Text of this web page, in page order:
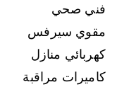
فني صحي
مقوي سيرفس
كهربائي منازل
كاميرات مراقبة